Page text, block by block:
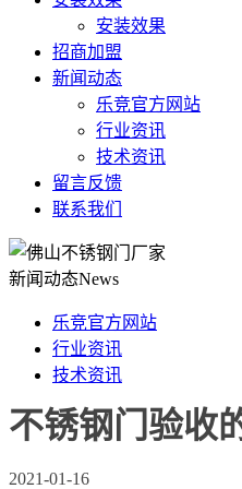
安装效果
招商加盟
新闻动态
乐竞官方网站
行业资讯
技术资讯
留言反馈
联系我们
新闻动态News
乐竞官方网站
行业资讯
技术资讯
不锈钢门验收
2021-01-16